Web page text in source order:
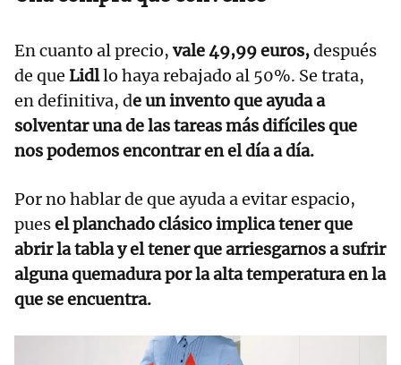
En cuanto al precio, vale 49,99 euros,después
de que Lidllo haya rebajado al 50%. Se trata,
en definitiva, de un invento que ayuda a
solventar una de las tareas más difíciles que
nos podemos encontrar en el día a día.
Por no hablar de que ayuda a evitar espacio,
puesel planchado clásico implica tener que
abrir la tabla y el tener que arriesgarnos a sufrir
alguna quemadura por la alta temperatura en la
que se encuentra.